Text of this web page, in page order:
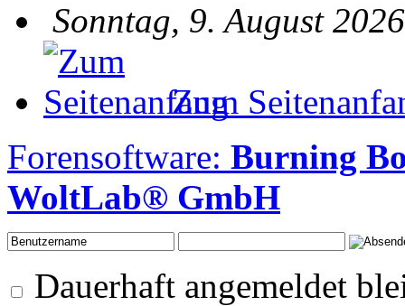
Sonntag, 9. August
Zum
Forensoftware: Burning
WoltLab® GmbH
Dauerhaft angemeldet